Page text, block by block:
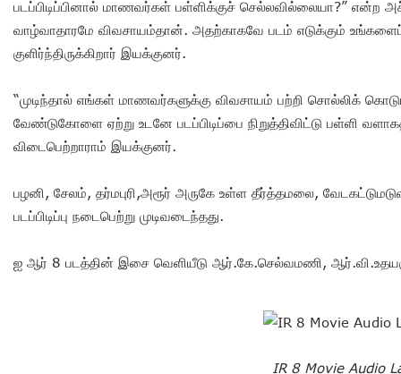
படப்பிடிப்பினால் மாணவர்கள் பள்ளிக்குச் செல்லவில்லையா?”
வாழ்வாதாரமே விவசாயம்தான். அதற்காகவே படம் எடுக்கும்
குளிர்ந்திருக்கிறார் இயக்குனர்.
“முடிந்தால் எங்கள் மாணவர்களுக்கு விவசாயம் பற்றி சொல்லிக்
வேண்டுகோளை ஏற்று உடனே படப்பிடிப்பை நிறுத்திவிட்டு பள்ளி
விடைபெற்றாராம் இயக்குனர்.
பழனி, சேலம், தர்மபுரி,அரூர் அருகே உள்ள தீர்த்தமலை,
படப்பிடிப்பு நடைபெற்று முடிவடைந்தது.
ஐ ஆர் 8 படத்தின் இசை வெளியீடு ஆர்.கே.செல்வமணி,
IR 8 Movie Audio